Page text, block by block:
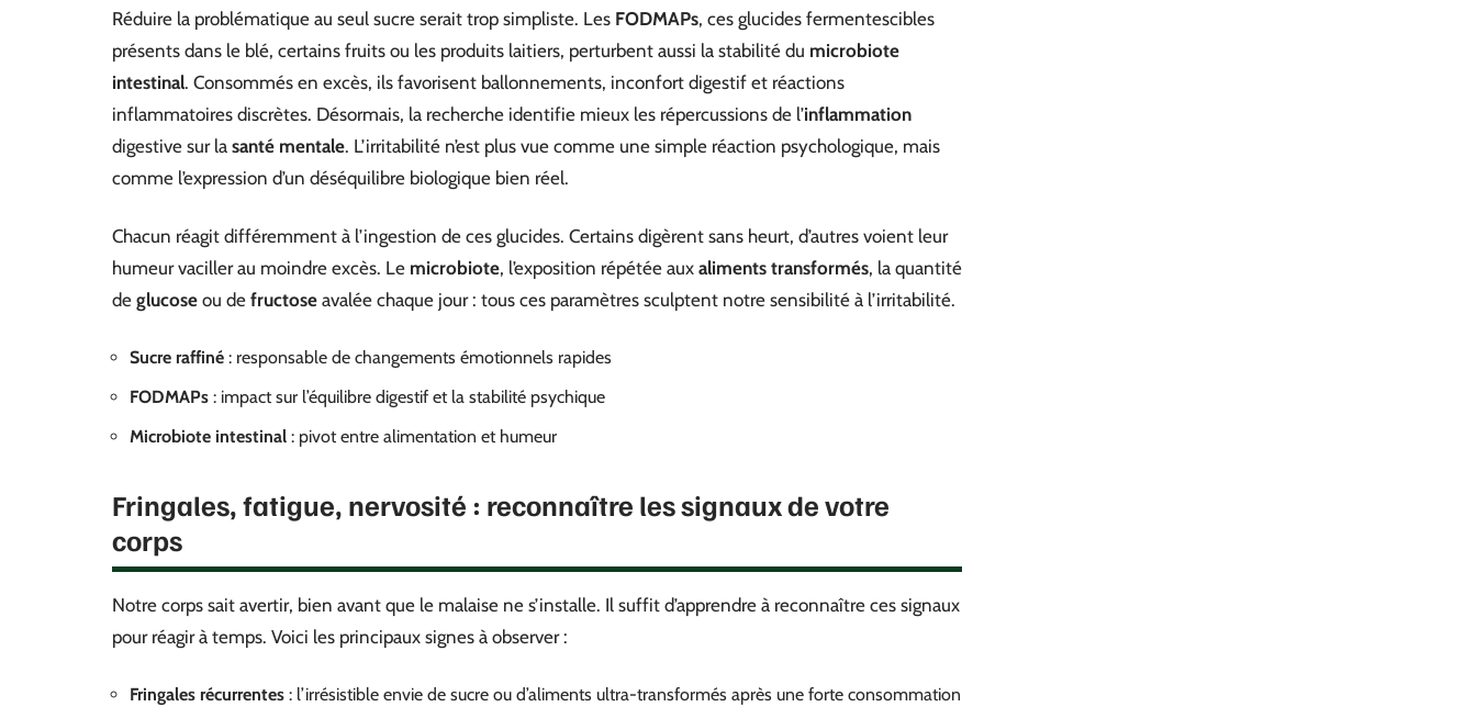
Réduire la problématique au seul sucre serait trop simpliste. Les FODMAPs, ces glucides fermentescibles
présents dans le blé, certains fruits ou les produits laitiers, perturbent aussi la stabilité du microbiote
intestinal. Consommés en excès, ils favorisent ballonnements, inconfort digestif et réactions
inflammatoires discrètes. Désormais, la recherche identifie mieux les répercussions de l’inflammation
digestive sur la santé mentale. L’irritabilité n’est plus vue comme une simple réaction psychologique, mais
comme l’expression d’un déséquilibre biologique bien réel.
Chacun réagit différemment à l’ingestion de ces glucides. Certains digèrent sans heurt, d’autres voient leur
humeur vaciller au moindre excès. Le microbiote, l’exposition répétée aux aliments transformés, la quantité
de glucose ou de fructose avalée chaque jour : tous ces paramètres sculptent notre sensibilité à l’irritabilité.
Sucre raffiné : responsable de changements émotionnels rapides
FODMAPs : impact sur l’équilibre digestif et la stabilité psychique
Microbiote intestinal : pivot entre alimentation et humeur
Fringales, fatigue, nervosité : reconnaître les signaux de votre
corps
Notre corps sait avertir, bien avant que le malaise ne s’installe. Il suffit d’apprendre à reconnaître ces signaux
pour réagir à temps. Voici les principaux signes à observer :
Fringales récurrentes : l’irrésistible envie de sucre ou d’aliments ultra-transformés après une forte consommation